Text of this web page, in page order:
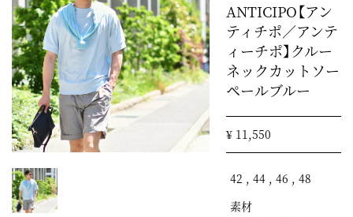
ANTICIPO【アン
ティチポ／アンテ
ィーチポ】クルー
ネックカットソー
ペールブルー
¥ 11,550
42 , 44 , 46 , 48
素材